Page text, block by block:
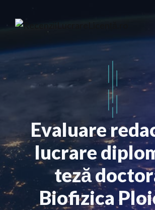
Evaluare
lucrare
teză
Biofizica